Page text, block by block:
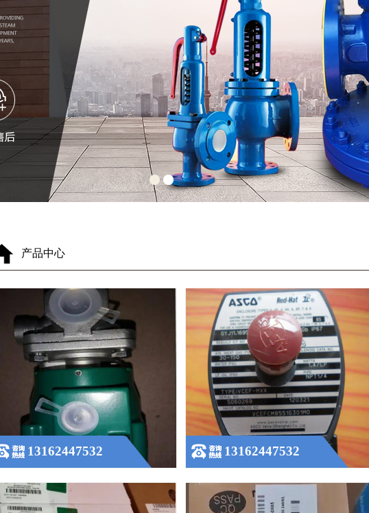
产品中心
ASCO电磁阀SC8551A017MS
查看更多
13162447532
美国ASCO电磁阀NFET8551A419说明书
查看更多
13162447532
ASCO防爆电磁阀阿斯卡型号说明
VCEFCM8551G301MO
查看更多
ASCO电磁阀EF8551A002MS有哪些功能特点
查看更多